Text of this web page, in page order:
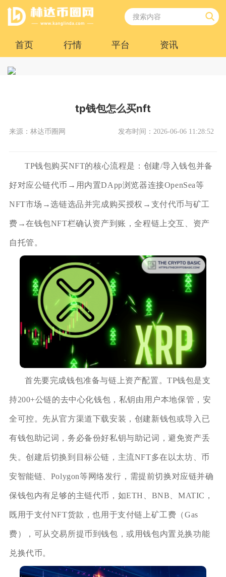
首页 行情 平台 资讯
tp钱包怎么买nft
来源：林达币圈网 发布时间：2026-06-06 11:28:52
TP钱包购买NFT的核心流程是：创建/导入钱包并备
好对应公链代币→用内置DApp浏览器连接OpenSea等
NFT市场→选链选品并完成购买授权→支付代币与矿工
费→在钱包NFT栏确认资产到账，全程链上交互、资产
自托管。
首先要完成钱包准备与链上资产配置。TP钱包是支
持200+公链的去中心化钱包，私钥由用户本地保管，安
全可控。先从官方渠道下载安装，创建新钱包或导入已
有钱包助记词，务必备份好私钥与助记词，避免资产丢
失。创建后切换到目标公链，主流NFT多在以太坊、币
安智能链、Polygon等网络发行，需提前切换对应链并确
保钱包内有足够的主链代币，如ETH、BNB、MATIC，
既用于支付NFT货款，也用于支付链上矿工费（Gas
费），可从交易所提币到钱包，或用钱包内置兑换功能
兑换代币。